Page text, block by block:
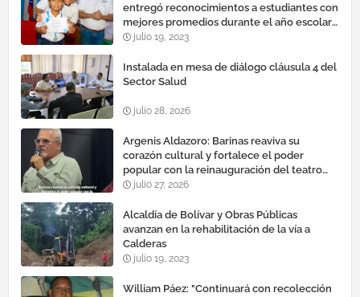
entregó reconocimientos a estudiantes con
mejores promedios durante el año escolar
2022 – 2023
julio 19, 2023
Instalada en mesa de diálogo cláusula 4 del
Sector Salud
julio 28, 2026
Argenis Aldazoro: Barinas reaviva su
corazón cultural y fortalece el poder
popular con la reinauguración del teatro
esteban ruiz guevara
julio 27, 2026
Alcaldía de Bolívar y Obras Públicas
avanzan en la rehabilitación de la vía a
Calderas
julio 19, 2023
William Páez: "Continuará con recolección